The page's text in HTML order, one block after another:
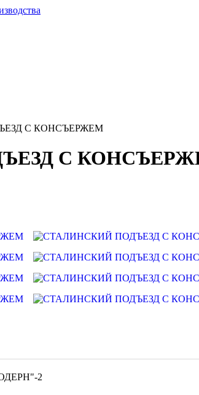
С КОНСЪЕРЖЕМ
С
2